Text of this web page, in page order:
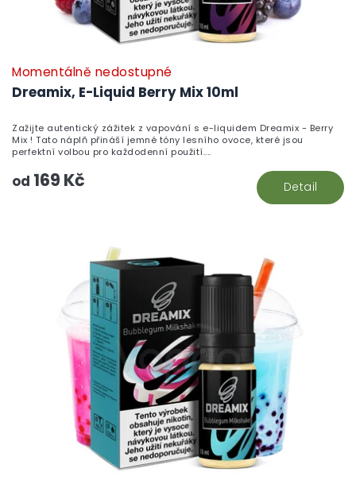
Dreamix, E-Liquid Berry Mix 10ml
Momentálně nedostupné
od 169 Kč Detail
Zažijte autentický zážitek z vapování s e-liquidem Dreamix - Berry
Mix ! Tato náplň přináší jemné tóny lesního ovoce, které jsou
perfektní volbou pro každodenní použití....